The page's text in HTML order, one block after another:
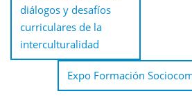
diálogos y desafíos
curriculares de la
interculturalidad
Expo Formación